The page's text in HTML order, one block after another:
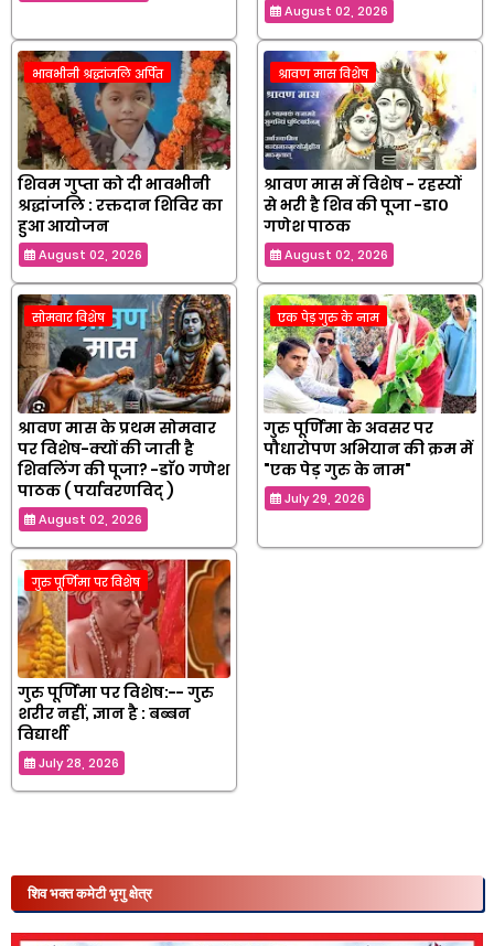
August 02, 2026
भावभीनी श्रद्धांजलि अर्पित
शिवम गुप्ता को दी भावभीनी
श्रद्धांजलि : रक्तदान शिविर का
हुआ आयोजन
August 02, 2026
श्रावण मास विशेष
श्रावण मास में विशेष - रहस्यों
से भरी है शिव की पूजा -डा०
गणेश पाठक
August 02, 2026
सोमवार विशेष
श्रावण मास के प्रथम सोमवार
पर विशेष-क्यों की जाती है
शिवलिंग की पूजा? -डाॅ० गणेश
पाठक ( पर्यावरणविद् )
August 02, 2026
एक पेड़ गुरु के नाम
गुरु पूर्णिमा के अवसर पर
पौधारोपण अभियान की क्रम में
"एक पेड़ गुरु के नाम"
July 29, 2026
गुरु पूर्णिमा पर विशेष
गुरु पूर्णिमा पर विशेष:-- गुरु
शरीर नहीं, ज्ञान है : बब्बन
विद्यार्थी
July 28, 2026
शिव भक्त कमेटी भृगु क्षेत्र